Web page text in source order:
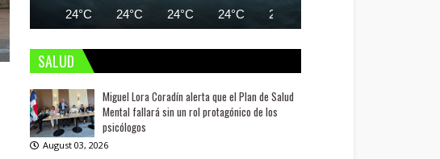
24°C 24°C 24°C 24°C 24°C
SALUD
Miguel Lora Coradín alerta que el Plan de Salud
Mental fallará sin un rol protagónico de los
psicólogos
August 03, 2026